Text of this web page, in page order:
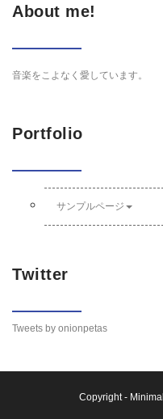
About me!
音楽をこよなく愛しています。
Portfolio
サンプルページ
Twitter
Tweets by onionpetas
Copyright - Minimal